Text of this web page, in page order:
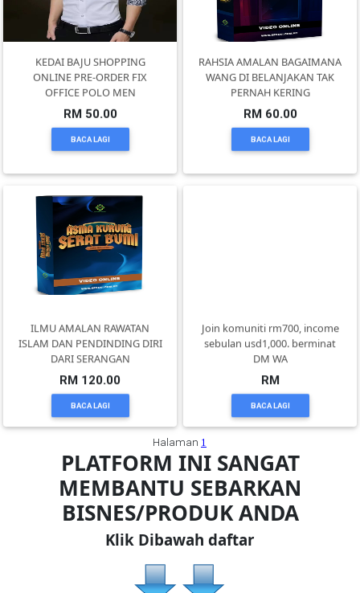
KEDAI BAJU SHOPPING
ONLINE PRE-ORDER FIX
OFFICE POLO MEN
RM 50.00
BACA LAGI
RAHSIA AMALAN BAGAIMANA
WANG DI BELANJAKAN TAK
PERNAH KERING
RM 60.00
BACA LAGI
ISLAM DAN PENDINDING DIRI
DARI SERANGAN
BACA LAGI
sebulan usd1,000. berminat
DM WA
BACA LAGI
Halaman 1
PLATFORM INI SANGAT
MEMBANTU SEBARKAN
BISNES/PRODUK ANDA
Klik Dibawah daftar
KELANTAN(22)
PERAK(41)
SEMBILAN(10)
TERENGGANU(12)
SABAH(0)
SARAWAK(2)
JOHOR(8)
MELAKA(53)
PENANG(2)